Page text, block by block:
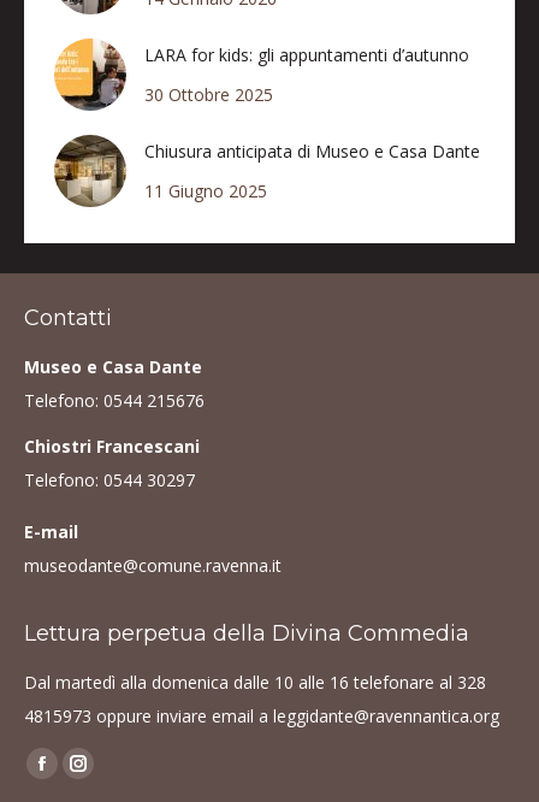
LARA for kids: gli appuntamenti d’autunno
30 Ottobre 2025
Chiusura anticipata di Museo e Casa Dante
11 Giugno 2025
Contatti
Museo e Casa Dante
Telefono: 0544 215676
Chiostri Francescani
Telefono: 0544 30297
E-mail
museodante@comune.ravenna.it
Lettura perpetua della Divina Commedia
Dal martedì alla domenica dalle 10 alle 16 telefonare al 328
4815973 oppure inviare email a leggidante@ravennantica.org
Find us on:
FacebookInstagram